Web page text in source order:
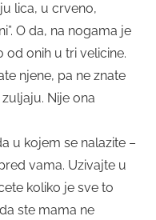
lica, u crveno,
O da, na nogama je
od onih u tri velicine.
njene, pa ne znate
Nije ona
u kojem se nalazite –
vama. Uzivajte u
koliko je sve to
ste mama ne